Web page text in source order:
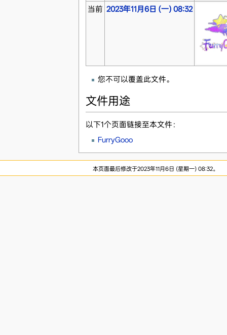
当前 2023年11月6日 (一) 08:32
您不可以覆盖此文件。
文件用途
以下1个页面链接至本文件：
FurryGooo
本页面最后修改于2023年11月6日 (星期一) 08:32。